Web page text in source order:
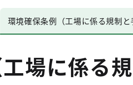
環境確保条例（工場に係る規制と
場に係る